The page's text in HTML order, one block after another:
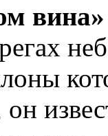
вина»